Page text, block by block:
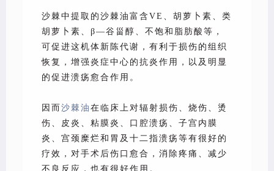
沙棘中提取的沙棘油富含VE、胡萝卜素、类
胡萝卜素、β—谷甾醇、不饱和脂肪酸等，
可促进这机体新陈代谢，有利于损伤的组织
恢复，增强炎症中心的抗炎作用，以及明显
的促进溃疡愈合作用。
因而 沙棘油 在临床上对辐射损伤、烧伤、烫
伤、皮炎、粘膜炎、口腔溃疡、子宫内膜
炎、宫颈糜烂和胃及十二指溃疡等有很好的
疗效，对手术后伤口愈合，消除疼痛、减少
不良反应，也有很好作用。